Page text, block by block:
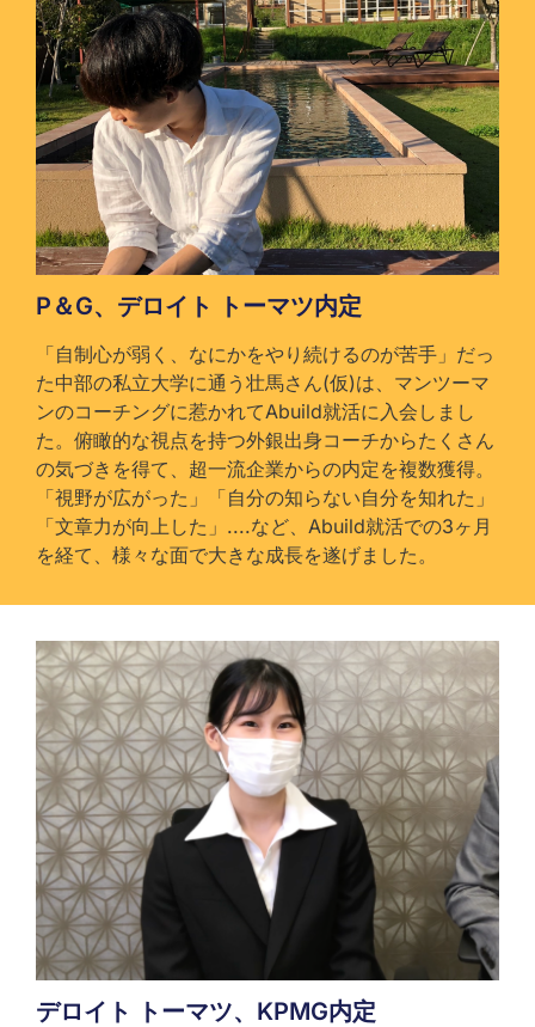
P＆G、デロイト トーマツ内定
「自制心が弱く、なにかをやり続けるのが苦手」だっ
た中部の私立大学に通う壮馬さん(仮)は、マンツーマ
ンのコーチングに惹かれてAbuild就活に入会しまし
た。俯瞰的な視点を持つ外銀出身コーチからたくさん
の気づきを得て、超一流企業からの内定を複数獲得。
「視野が広がった」「自分の知らない自分を知れた」
「文章力が向上した」....など、Abuild就活での3ヶ月
を経て、様々な面で大きな成長を遂げました。
デロイト トーマツ、KPMG内定